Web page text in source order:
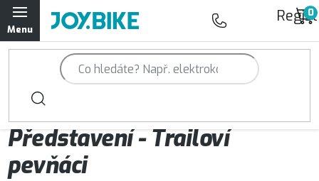
Přejít
na
obsah
Trailová kola Qayron
Horská kola Qayron
Dámská horská kola Qayron
Předváděcí kola Qayron
Magazín JOY.BIKE
Představení - Trailoví
pevňáci